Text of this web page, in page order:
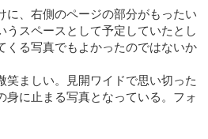
に、右側のページの部分がもったい
うスペースとして予定していたとし
くる写真でもよかったのではないか
ましい。見開ワイドで思い切った
身に止まる写真となっている。フォ